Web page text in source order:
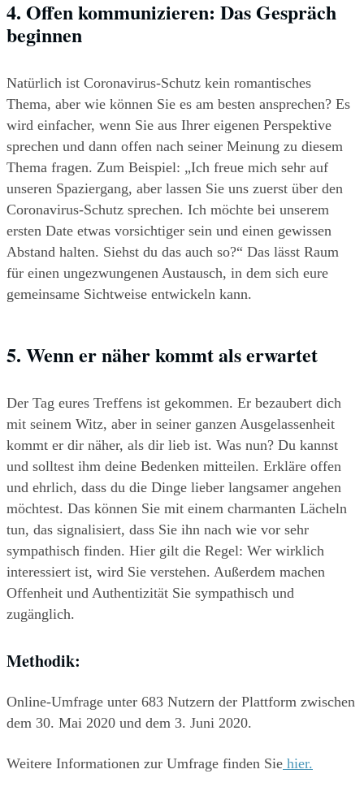
4. Offen kommunizieren: Das Gespräch
beginnen
Natürlich ist Coronavirus-Schutz kein romantisches
Thema, aber wie können Sie es am besten ansprechen? Es
wird einfacher, wenn Sie aus Ihrer eigenen Perspektive
sprechen und dann offen nach seiner Meinung zu diesem
Thema fragen. Zum Beispiel: „Ich freue mich sehr auf
unseren Spaziergang, aber lassen Sie uns zuerst über den
Coronavirus-Schutz sprechen. Ich möchte bei unserem
ersten Date etwas vorsichtiger sein und einen gewissen
Abstand halten. Siehst du das auch so?“ Das lässt Raum
für einen ungezwungenen Austausch, in dem sich eure
gemeinsame Sichtweise entwickeln kann.
5. Wenn er näher kommt als erwartet
Der Tag eures Treffens ist gekommen. Er bezaubert dich
mit seinem Witz, aber in seiner ganzen Ausgelassenheit
kommt er dir näher, als dir lieb ist. Was nun? Du kannst
und solltest ihm deine Bedenken mitteilen. Erkläre offen
und ehrlich, dass du die Dinge lieber langsamer angehen
möchtest. Das können Sie mit einem charmanten Lächeln
tun, das signalisiert, dass Sie ihn nach wie vor sehr
sympathisch finden. Hier gilt die Regel: Wer wirklich
interessiert ist, wird Sie verstehen. Außerdem machen
Offenheit und Authentizität Sie sympathisch und
zugänglich.
Methodik:
Online-Umfrage unter 683 Nutzern der Plattform zwischen
dem 30. Mai 2020 und dem 3. Juni 2020.
Weitere Informationen zur Umfrage finden Sie hier.